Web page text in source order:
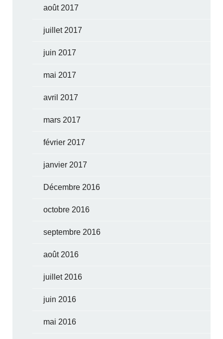
août 2017
juillet 2017
juin 2017
mai 2017
avril 2017
mars 2017
février 2017
janvier 2017
Décembre 2016
octobre 2016
septembre 2016
août 2016
juillet 2016
juin 2016
mai 2016